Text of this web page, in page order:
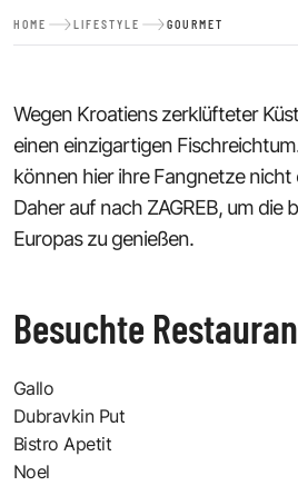
HOME LIFESTYLE GOURMET
Wegen Kroatiens zerklüfteter
einen einzigartigen
können hier ihre Fangnetze
Daher auf nach ZAGREB, um die
Europas zu genießen.
Besuchte
Gallo
Dubravkin Put
Bistro Apetit
Noel